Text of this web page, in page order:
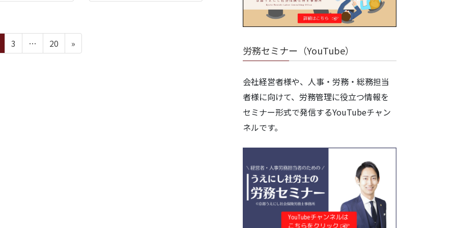
ペ
ー
3 …
ペ
ー
20 »
労務セミナー（YouTube）
会社経営者様や、人事・労務・総務担当
者様に向けて、労務管理に役立つ情報を
セミナー形式で発信するYouTubeチャン
ネルです。